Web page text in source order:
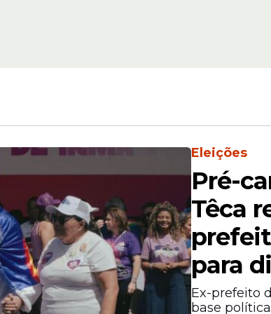
agrícolas, a administração
o trabalho dos produtores e
no município.
Eleições
Pré-
Têca
para
Ex-prefeito
base